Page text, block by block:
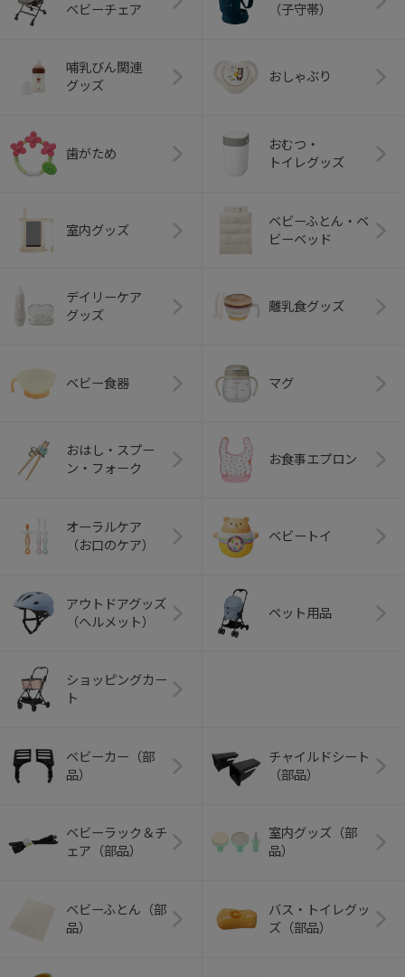
ベビーチェア （子守帯）
哺乳びん関連
グッズ
おしゃぶり
歯がため
おむつ・
トイレグッズ
室内グッズ
ベビーふとん・ベ
ビーベッド
デイリーケア
グッズ
離乳食グッズ
ベビー食器 マグ
おはし・スプー
ン・フォーク
お食事エプロン
オーラルケア
（お口のケア）
ベビートイ
アウトドアグッズ
（ヘルメット）
ペット用品
ショッピングカー
ト
ベビーカー（部
品）
チャイルドシート
（部品）
ベビーラック＆チ
ェア（部品）
室内グッズ（部
品）
ベビーふとん（部
品）
バス・トイレグッ
ズ（部品）